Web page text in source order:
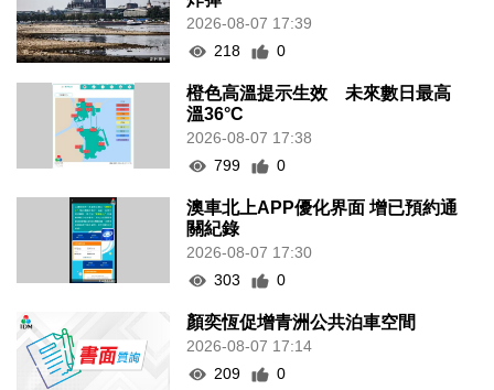
2026-08-07 17:39
218
0
橙色高溫提示生效 未來數日最高
溫36°C
2026-08-07 17:38
799
0
澳車北上APP優化界面 增已預約通
關紀錄
2026-08-07 17:30
303
0
顏奕恆促增青洲公共泊車空間
2026-08-07 17:14
209
0